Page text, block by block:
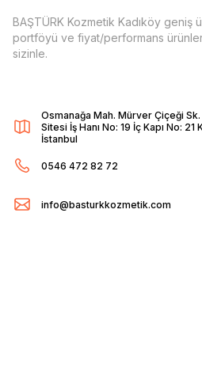
BAŞTÜRK Kozmetik Kadıköy geniş
portföyü ve fiyat/performans
sizinle.
Osmanağa Mah. Mürver Çiçeği
Sitesi İş Hanı No: 19 İç Kapı No: 21
İstanbul
0546 472 82 72
info@basturkkozmetik.com